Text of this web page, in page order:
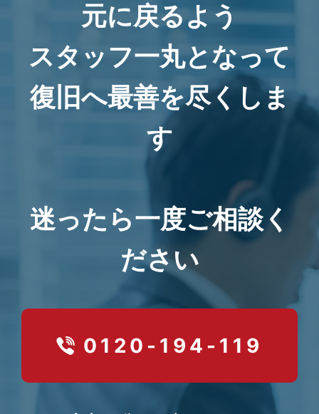
元に戻るよう
スタッフ一丸となって
復旧へ最善を尽くしま
す
迷ったら一度ご相談く
ださい
0120-194-119